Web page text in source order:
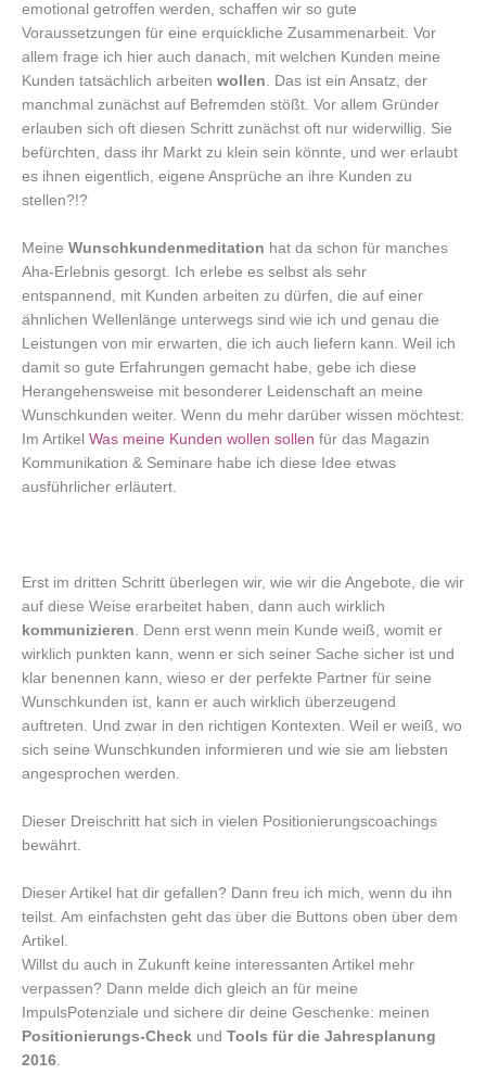
emotional getroffen werden, schaffen wir so gute
Voraussetzungen für eine erquickliche Zusammenarbeit. Vor
allem frage ich hier auch danach, mit welchen Kunden meine
Kunden tatsächlich arbeiten wollen. Das ist ein Ansatz, der
manchmal zunächst auf Befremden stößt. Vor allem Gründer
erlauben sich oft diesen Schritt zunächst oft nur widerwillig. Sie
befürchten, dass ihr Markt zu klein sein könnte, und wer erlaubt
es ihnen eigentlich, eigene Ansprüche an ihre Kunden zu
stellen?!?
Meine Wunschkundenmeditation hat da schon für manches
Aha-Erlebnis gesorgt. Ich erlebe es selbst als sehr
entspannend, mit Kunden arbeiten zu dürfen, die auf einer
ähnlichen Wellenlänge unterwegs sind wie ich und genau die
Leistungen von mir erwarten, die ich auch liefern kann. Weil ich
damit so gute Erfahrungen gemacht habe, gebe ich diese
Herangehensweise mit besonderer Leidenschaft an meine
Wunschkunden weiter. Wenn du mehr darüber wissen möchtest:
Im Artikel Was meine Kunden wollen sollen für das Magazin
Kommunikation & Seminare habe ich diese Idee etwas
ausführlicher erläutert.
Erst im dritten Schritt überlegen wir, wie wir die Angebote, die wir
auf diese Weise erarbeitet haben, dann auch wirklich
kommunizieren . Denn erst wenn mein Kunde weiß, womit er
wirklich punkten kann, wenn er sich seiner Sache sicher ist und
klar benennen kann, wieso er der perfekte Partner für seine
Wunschkunden ist, kann er auch wirklich überzeugend
auftreten. Und zwar in den richtigen Kontexten. Weil er weiß, wo
sich seine Wunschkunden informieren und wie sie am liebsten
angesprochen werden.
Dieser Dreischritt hat sich in vielen Positionierungscoachings
bewährt.
Dieser Artikel hat dir gefallen? Dann freu ich mich, wenn du ihn
teilst. Am einfachsten geht das über die Buttons oben über dem
Artikel.
Willst du auch in Zukunft keine interessanten Artikel mehr
verpassen? Dann melde dich gleich an für meine
ImpulsPotenziale und sichere dir deine Geschenke: meinen
Positionierungs-Check und Tools für die Jahresplanung
2016